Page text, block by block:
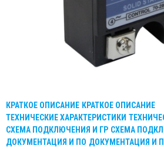
КРАТКОЕ ОПИСАНИЕ КРАТКОЕ ОПИСАНИЕ
ТЕХНИЧЕСКИЕ ХАРАКТЕРИСТИКИ
СХЕМА ПОДКЛЮЧЕНИЯ И ГР СХЕМА
ДОКУМЕНТАЦИЯ И ПО ДОКУМЕНТАЦИЯ И